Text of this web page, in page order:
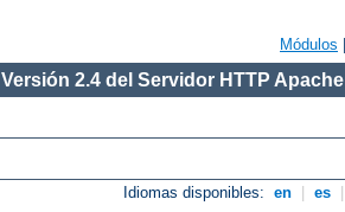
Módulos
Versión 2.4 del Servidor HTTP Apache
Idiomas disponibles: en es